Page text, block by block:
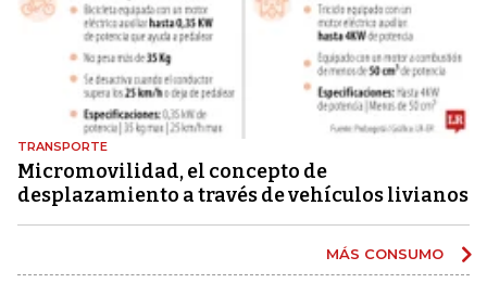
TRANSPORTE
Micromovilidad, el concepto de
desplazamiento a través de vehículos livianos
MÁS CONSUMO